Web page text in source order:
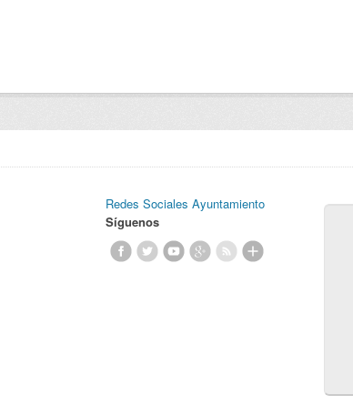
Redes Sociales Ayuntamiento
Síguenos